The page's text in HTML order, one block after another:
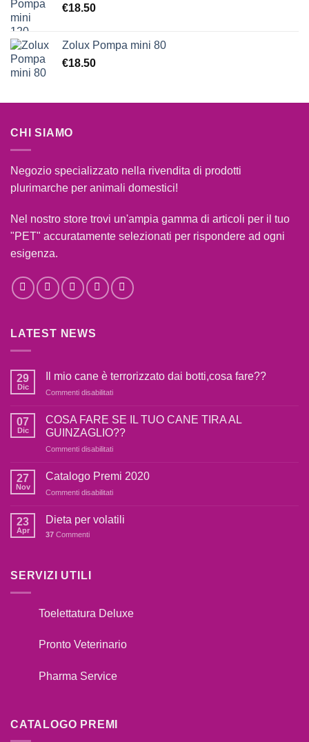
€18.50
Zolux Pompa mini 80
€18.50
CHI SIAMO
Negozio specializzato nella rivendita di prodotti
plurimarche per animali domestici!
Nel nostro store trovi un'ampia gamma di articoli per il tuo
"PET" accuratamente selezionati per rispondere ad ogni
esigenza.
LATEST NEWS
29
Dic
Il mio cane è terrorizzato dai botti,cosa fare??
Commenti disabilitatisu
mio
cane
è
terrorizzato
botti,cosa
07
Dic
COSA FARE SE IL TUO CANE TIRA AL
GUINZAGLIO??
Commenti disabilitatisu
FARE
IL
CANE
27
Nov
Catalogo Premi 2020
Commenti disabilitatisu
Premi
23
Apr
Dieta per volatili
37 Commenti
SERVIZI UTILI
Toelettatura Deluxe
Pronto Veterinario
Pharma Service
CATALOGO PREMI